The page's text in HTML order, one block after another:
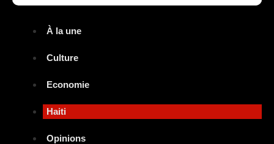
À la une
Culture
Economie
Haiti
Opinions